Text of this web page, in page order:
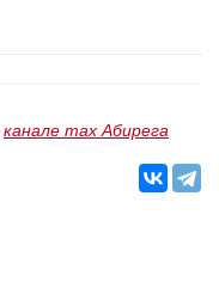
канале max Абирега